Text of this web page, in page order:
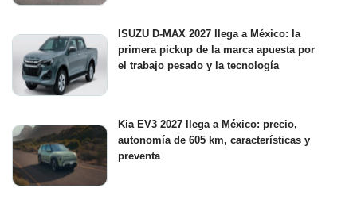
ISUZU D-MAX 2027 llega a México: la
primera pickup de la marca apuesta por
el trabajo pesado y la tecnología
Kia EV3 2027 llega a México: precio,
autonomía de 605 km, características y
preventa